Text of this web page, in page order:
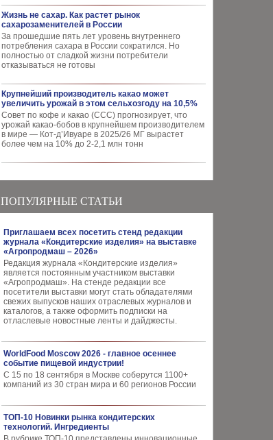
Жизнь не сахар. Как растет рынок
сахарозаменителей в России
За прошедшие пять лет уровень внутреннего
потребления сахара в России сократился. Но
полностью от сладкой жизни потребители
отказываться не готовы
Крупнейший производитель какао может
увеличить урожай в этом сельхозгоду на 10,5%
Совет по кофе и какао (CCC) прогнозирует, что
урожай какао-бобов в крупнейшем производителем
в мире — Кот-д’Ивуаре в 2025/26 МГ вырастет
более чем на 10% до 2-2,1 млн тонн
ПОПУЛЯРНЫЕ СТАТЬИ
Приглашаем всех посетить стенд редакции
журнала «Кондитерские изделия» на выставке
«Агропродмаш – 2026»
Редакция журнала «Кондитерские изделия»
является постоянным участником выставки
«Агропродмаш». На стенде редакции все
посетители выставки могут стать обладателями
свежих выпусков наших отраслевых журналов и
каталогов, а также оформить подписки на
отласлевые новостные ленты и дайджесты.
WorldFood Moscow 2026 - главное осеннее
событие пищевой индустрии!
С 15 по 18 сентября в Москве соберутся 1100+
компаний из 30 стран мира и 60 регионов России
ТОП-10 Новинки рынка кондитерских
технологий. Ингредиенты